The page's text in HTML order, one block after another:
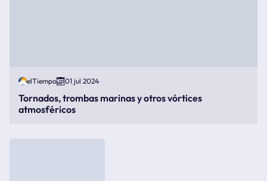
elTiempo 01 jul 2024
Tornados, trombas marinas y otros vórtices
atmosféricos